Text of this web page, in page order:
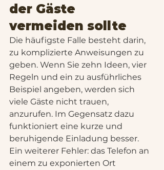
der Gäste
vermeiden sollte
Die häufigste Falle besteht darin,
zu komplizierte Anweisungen zu
geben. Wenn Sie zehn Ideen, vier
Regeln und ein zu ausführliches
Beispiel angeben, werden sich
viele Gäste nicht trauen,
anzurufen. Im Gegensatz dazu
funktioniert eine kurze und
beruhigende Einladung besser.
Ein weiterer Fehler: das Telefon an
einem zu exponierten Ort